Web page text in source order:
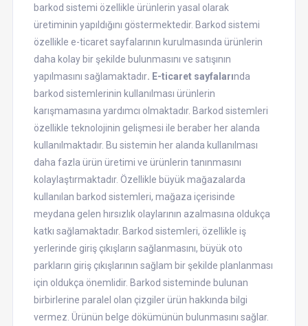
barkod sistemi özellikle ürünlerin yasal olarak
üretiminin yapıldığını göstermektedir. Barkod sistemi
özellikle e-ticaret sayfalarının kurulmasında ürünlerin
daha kolay bir şekilde bulunmasını ve satışının
yapılmasını sağlamaktadır. E-ticaret sayfalarında
barkod sistemlerinin kullanılması ürünlerin
karışmamasına yardımcı olmaktadır. Barkod sistemleri
özellikle teknolojinin gelişmesi ile beraber her alanda
kullanılmaktadır. Bu sistemin her alanda kullanılması
daha fazla ürün üretimi ve ürünlerin tanınmasını
kolaylaştırmaktadır. Özellikle büyük mağazalarda
kullanılan barkod sistemleri, mağaza içerisinde
meydana gelen hırsızlık olaylarının azalmasına oldukça
katkı sağlamaktadır. Barkod sistemleri, özellikle iş
yerlerinde giriş çıkışların sağlanmasını, büyük oto
parkların giriş çıkışlarının sağlam bir şekilde planlanması
için oldukça önemlidir. Barkod sisteminde bulunan
birbirlerine paralel olan çizgiler ürün hakkında bilgi
vermez. Ürünün belge dökümünün bulunmasını sağlar.